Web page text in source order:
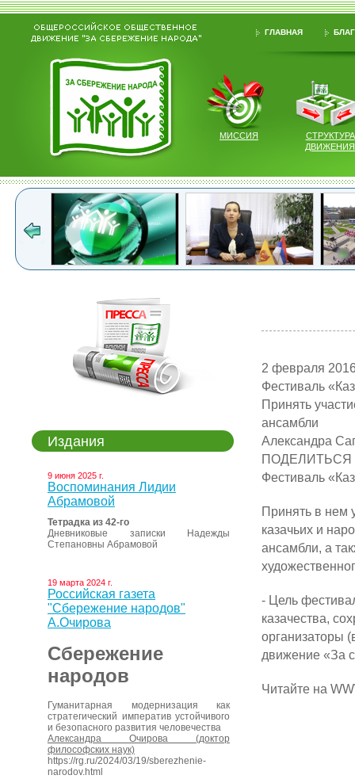
ГЛАВНАЯ
МИССИЯ
СТРУКТУРА
ДВИЖЕНИЯ
Издания
9 июня 2025 г.
Воспоминания Лидии
Абрамовой
Тетрадка из 42-го
Дневниковые записки Надежды
Степановны Абрамовой
19 марта 2024 г.
Российская газета
"Сбережение народов"
А.Очирова
Сбережение
народов
Гуманитарная модернизация как
стратегический императив устойчивого
и безопасного развития человечества
Александра Очирова (доктор
философских наук)
https://rg.ru/2024/03/19/sberezhenie-
narodov.html
2 февраля
Фестиваль
Принять
ансамбли
Александра
ПОДЕЛИТЬСЯ
Фестиваль
Принять в нем
казачьих и
ансамбли, а
- Цель
казачества,
организаторы
движение «За
Читайте на